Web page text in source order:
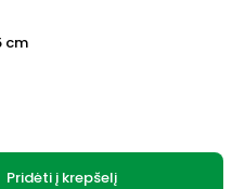
cm
Pridėti į krepšelį